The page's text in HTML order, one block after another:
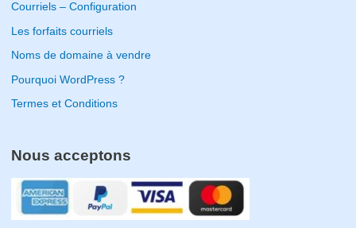
Courriels – Configuration
Les forfaits courriels
Noms de domaine à vendre
Pourquoi WordPress ?
Termes et Conditions
Nous acceptons